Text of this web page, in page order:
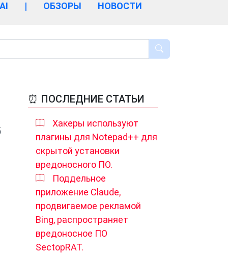
AI | ОБЗОРЫ НОВОСТИ
⏰ ПОСЛЕДНИЕ СТАТЬИ
Хакеры используют
плагины для Notepad++ для
скрытой установки
вредоносного ПО.
Поддельное
приложение Claude,
продвигаемое рекламой
Bing, распространяет
вредоносное ПО
SectopRAT.